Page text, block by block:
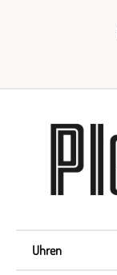
Uhren